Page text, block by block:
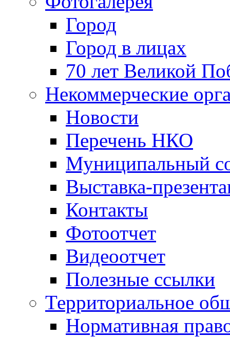
Город
Город в лицах
70 лет Великой
Некоммерческие
Новости
Перечень НКО
Муниципальный
Выставка-
Контакты
Фотоотчет
Видеоотчет
Полезные ссылки
Территориальное
Нормативная